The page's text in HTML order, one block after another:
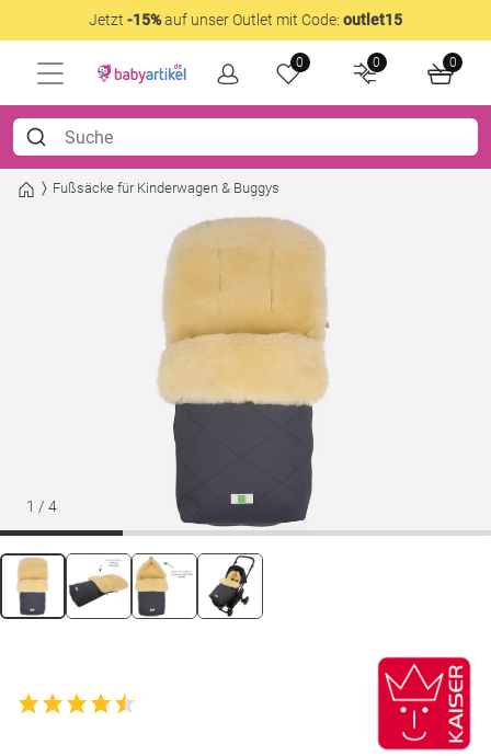
Jetzt -15%auf unser Outlet mit Code: outlet15
0 0 0
Fußsäcke für Kinderwagen & Buggys
1 / 4